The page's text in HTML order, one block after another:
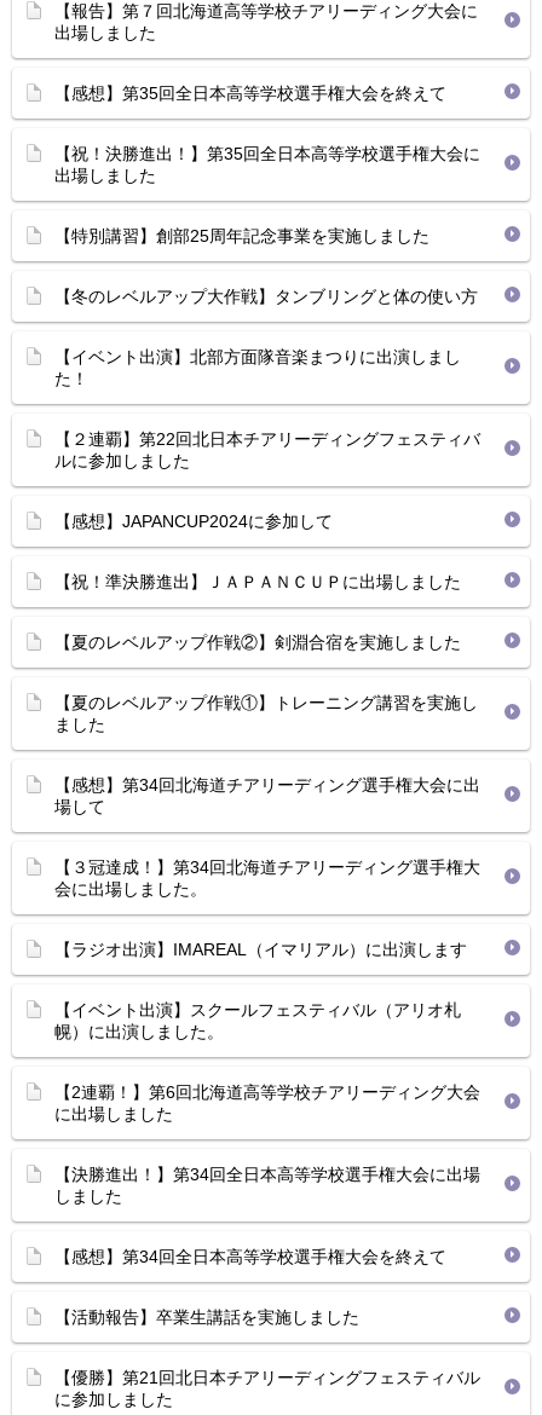
【報告】第７回北海道高等学校チアリーディング大会に
出場しました
【感想】第35回全日本高等学校選手権大会を終えて
【祝！決勝進出！】第35回全日本高等学校選手権大会に
出場しました
【特別講習】創部25周年記念事業を実施しました
【冬のレベルアップ大作戦】タンブリングと体の使い方
【イベント出演】北部方面隊音楽まつりに出演しまし
た！
【２連覇】第22回北日本チアリーディングフェスティバ
ルに参加しました
【感想】JAPANCUP2024に参加して
【祝！準決勝進出】ＪＡＰＡＮＣＵＰに出場しました
【夏のレベルアップ作戦②】剣淵合宿を実施しました
【夏のレベルアップ作戦①】トレーニング講習を実施し
ました
【感想】第34回北海道チアリーディング選手権大会に出
場して
【３冠達成！】第34回北海道チアリーディング選手権大
会に出場しました。
【ラジオ出演】IMAREAL（イマリアル）に出演します
【イベント出演】スクールフェスティバル（アリオ札
幌）に出演しました。
【2連覇！】第6回北海道高等学校チアリーディング大会
に出場しました
【決勝進出！】第34回全日本高等学校選手権大会に出場
しました
【感想】第34回全日本高等学校選手権大会を終えて
【活動報告】卒業生講話を実施しました
【優勝】第21回北日本チアリーディングフェスティバル
に参加しました